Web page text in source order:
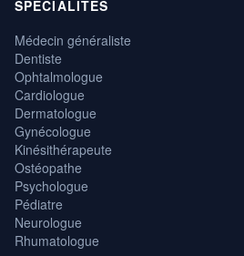
SPÉCIALITÉS
Médecin généraliste
Dentiste
Ophtalmologue
Cardiologue
Dermatologue
Gynécologue
Kinésithérapeute
Ostéopathe
Psychologue
Pédiatre
Neurologue
Rhumatologue